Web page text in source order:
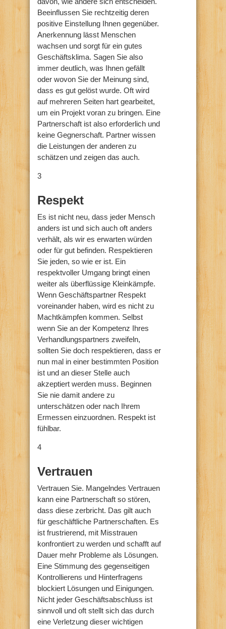
Beeinflussen Sie rechtzeitig deren
positive Einstellung Ihnen gegenüber.
Anerkennung lässt Menschen
wachsen und sorgt für ein gutes
Geschäftsklima. Sagen Sie also
immer deutlich, was Ihnen gefällt
oder wovon Sie der Meinung sind,
dass es gut gelöst wurde. Oft wird
auf mehreren Seiten hart gearbeitet,
um ein Projekt voran zu bringen. Eine
Partnerschaft ist also erforderlich und
keine Gegnerschaft. Partner wissen
die Leistungen der anderen zu
schätzen und zeigen das auch.
3
Respekt
Es ist nicht neu, dass jeder Mensch
anders ist und sich auch oft anders
verhält, als wir es erwarten würden
oder für gut befinden. Respektieren
Sie jeden, so wie er ist. Ein
respektvoller Umgang bringt einen
weiter als überflüssige Kleinkämpfe.
Wenn Geschäftspartner Respekt
voreinander haben, wird es nicht zu
Machtkämpfen kommen. Selbst
wenn Sie an der Kompetenz Ihres
Verhandlungspartners zweifeln,
sollten Sie doch respektieren, dass er
nun mal in einer bestimmten Position
ist und an dieser Stelle auch
akzeptiert werden muss. Beginnen
Sie nie damit andere zu
unterschätzen oder nach Ihrem
Ermessen einzuordnen. Respekt ist
fühlbar.
4
Vertrauen
Vertrauen Sie. Mangelndes Vertrauen
kann eine Partnerschaft so stören,
dass diese zerbricht. Das gilt auch
für geschäftliche Partnerschaften. Es
ist frustrierend, mit Misstrauen
konfrontiert zu werden und schafft auf
Dauer mehr Probleme als Lösungen.
Eine Stimmung des gegenseitigen
Kontrollierens und Hinterfragens
blockiert Lösungen und Einigungen.
Nicht jeder Geschäftsabschluss ist
sinnvoll und oft stellt sich das durch
eine Verletzung dieser wichtigen